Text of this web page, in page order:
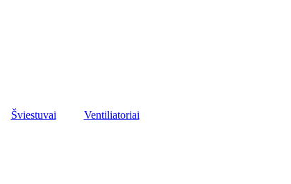
Šviestuvai Ventiliatoriai